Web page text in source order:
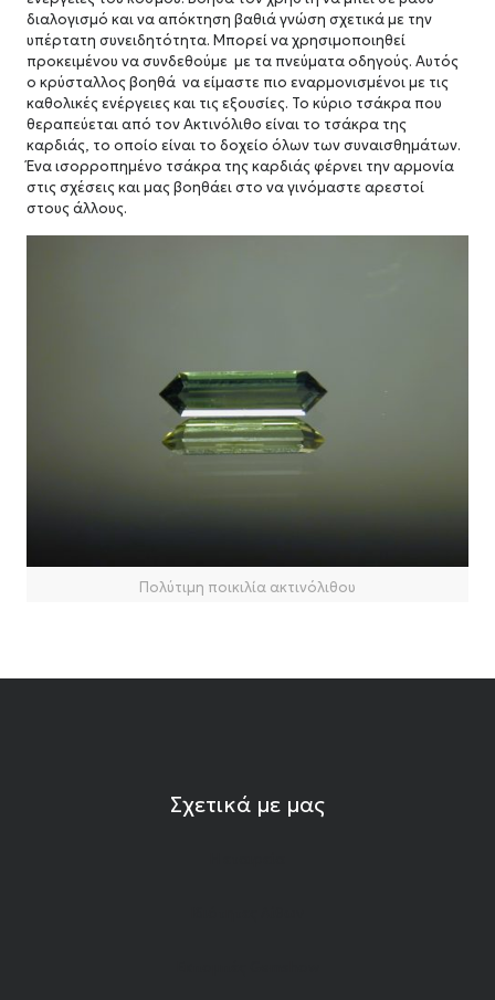
διαλογισμό και να απόκτηση βαθιά γνώση σχετικά με την
υπέρτατη συνειδητότητα. Μπορείνα χρησιμοποιηθεί
προκειμένου να συνδεθούμε με τα πνεύματα οδηγούς.Αυτός
ο κρύσταλλος βοηθά να είμαστε πιο εναρμονισμένοι με τις
καθολικές ενέργειες και τις εξουσίες. Το κύριο τσάκρα που
θεραπεύεται από τον Ακτινόλιθο είναι το τσάκρα της
καρδιάς, το οποίο είναι το δοχείο όλων των συναισθημάτων.
Ένα ισορροπημένο τσάκρα της καρδιάς φέρνει την αρμονία
στις σχέσεις και μας βοηθάει στο να γινόμαστε αρεστοί
στους άλλους.
Πολύτιμη ποικιλία ακτινόλιθου
Σχετικά με μας